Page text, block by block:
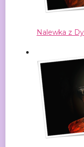
Nalewka z